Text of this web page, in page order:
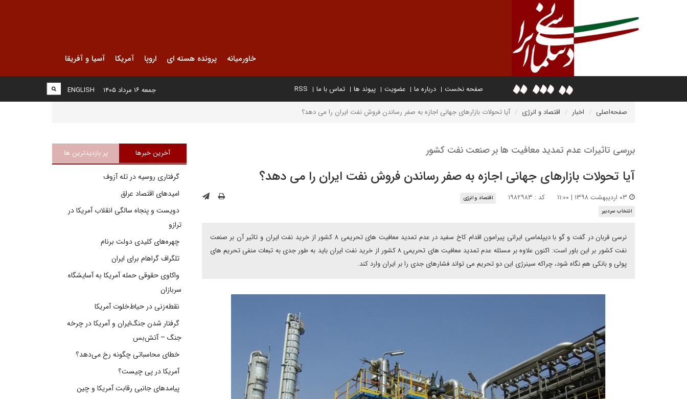
خاورمیانه پرونده هسته ای اروپا آمریکا آسیا و آفریقا
صفحه نخست درباره ما عضویت پیوند ها تماس با ما RSS
ENGLISH جمعه ۱۶ مرداد ۱۴۰۵
صفحه‌اصلی اخبار اقتصاد و انرژی آیا تحولات بازارهای جهانی اجازه به صفر رساندن فروش نفت ایران را می دهد؟
بررسی تاثیرات عدم تمدید معافیت ها بر صنعت نفت کشور
آیا تحولات بازارهای جهانی اجازه به صفر رساندن فروش نفت ایران را می دهد؟
کد : ۱۹۸۲۹۸۳
اقتصاد و انرژی
انتخاب سردبیر
نرسی قربان در گفت و گو با دیپلماسی ایرانی پیرامون اقدام کاخ سفید در عدم تمدید معافیت های تحریمی ۸ کشور از خرید نفت ایران و تاثیر آن بر صنعت
نفت کشور بر این باور است: اکنون علاوه بر مسئله عدم تمدید معافیت های تحریمی ۸ کشور از خرید نفت ایران باید به طور جدی به تبعات منفی تحریم های
پولی و بانکی هم نگاه شود، چراکه سینرژی این دو تحریم می تواند فشارهای جدی را بر ایران وارد کند.
آخرین خبرها پر بازدیدترین ها
گرفتاری روسیه در تله آزوف
امیدهای اقتصاد عراق
دویست و پنجاه سالگی انقلاب آمریکا در
ترازو
چهره‌های کلیدی دولت برنام
تلگراف گراهام برای ایران
واکاوی حقوقی حمله آمریکا به آسایشگاه
سربازان
نقطه‌زنی در حیاط‌خلوت آمریکا
گرفتار شدن جنگ‌ایران و آمریکا در چرخه
جنگ – آتش‌بس
خطای محاسباتی چگونه رخ می‌دهد؟
آمریکا در پی چیست؟
پیامدهای جانبی رقابت آمریکا و چین